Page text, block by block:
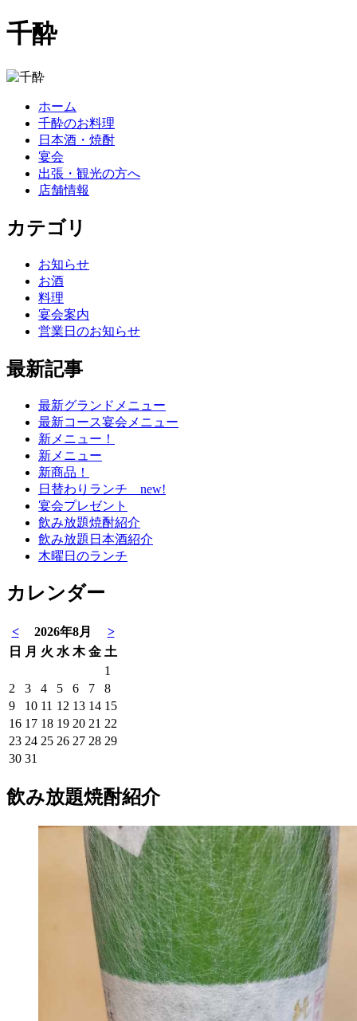
千酔
ホーム
千酔のお料理
日本酒・焼酎
宴会
出張・観光の方へ
店舗情報
カテゴリ
お知らせ
お酒
料理
宴会案内
営業日のお知らせ
最新記事
最新グランドメニュー
最新コース宴会メニュー
新メニュー！
新メニュー
新商品！
日替わりランチ new!
宴会プレゼント
飲み放題焼酎紹介
飲み放題日本酒紹介
木曜日のランチ
カレンダー
< 2026年8月
>
日
月 火 水 木 金 土
1
2
3 4 5 6 7
8
9
10 11 12 13 14 15
16 17 18 19 20 21 22
23 24 25 26 27 28 29
30 31
飲み放題焼酎紹介